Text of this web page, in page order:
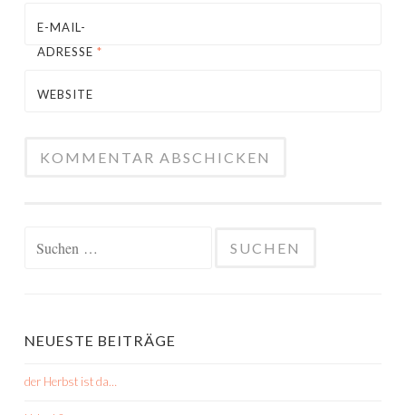
E-MAIL-
ADRESSE *
WEBSITE
NEUESTE BEITRÄGE
der Herbst ist da…